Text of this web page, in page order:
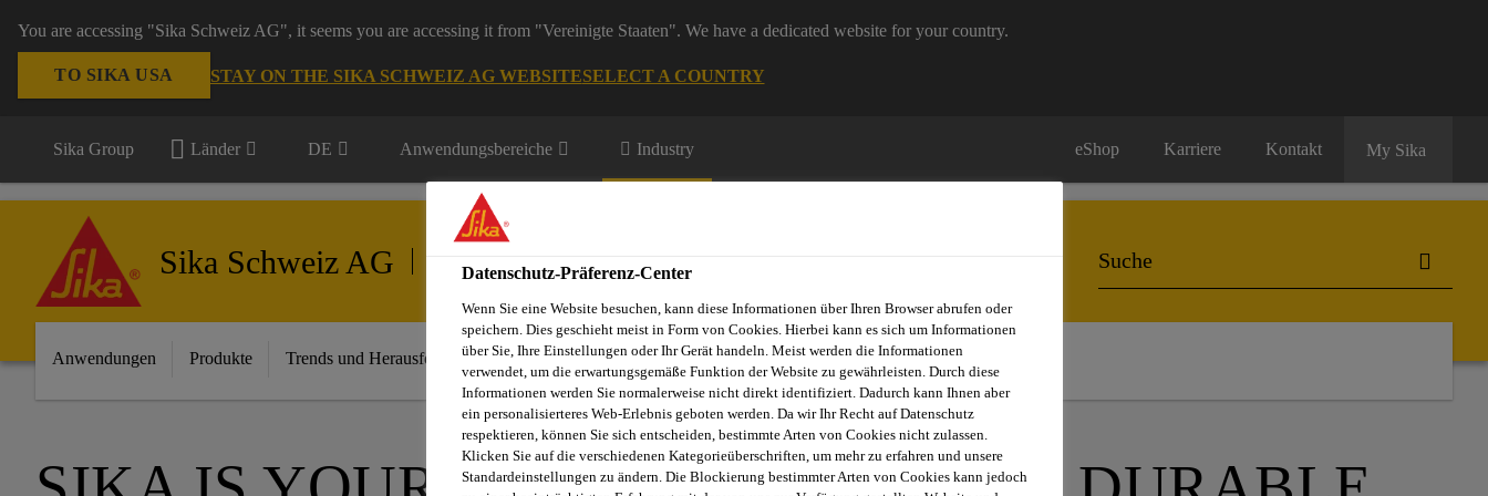
You are accessing "Sika Schweiz AG", it seems you are accessing it from "Vereinigte Staaten". We have a dedicated website for your country.
TO SIKA USA STAY ON THE SIKA SCHWEIZ AG WEBSITESELECT A COUNTRY
Sika Group Länder DE Anwendungsbereiche Industry eShop Karriere Kontakt My Sika
Sika Schweiz AG Transportation
Anwendungen Produkte Trends und Herausforderungen Wichtigste Innovationen Downloads
Datenschutz-Präferenz-Center
Wenn Sie eine Website besuchen, kann diese Informationen über Ihren Browser abrufen oder
speichern. Dies geschieht meist in Form von Cookies. Hierbei kann es sich um Informationen
über Sie, Ihre Einstellungen oder Ihr Gerät handeln. Meist werden die Informationen
verwendet, um die erwartungsgemäße Funktion der Website zu gewährleisten. Durch diese
Informationen werden Sie normalerweise nicht direkt identifiziert. Dadurch kann Ihnen aber
ein personalisierteres Web-Erlebnis geboten werden. Da wir Ihr Recht auf Datenschutz
respektieren, können Sie sich entscheiden, bestimmte Arten von Cookies nicht zulassen.
Klicken Sie auf die verschiedenen Kategorieüberschriften, um mehr zu erfahren und unsere
Standardeinstellungen zu ändern. Die Blockierung bestimmter Arten von Cookies kann jedoch